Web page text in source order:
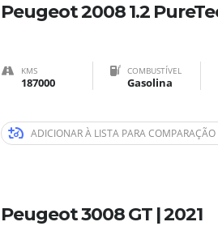
Peugeot 2008 1.2
KMS
187000
COMBUSTÍVEL
Gasolina
ADICIONAR À LISTA PARA COMPARAÇÃO
Peugeot 3008 GT | 2021